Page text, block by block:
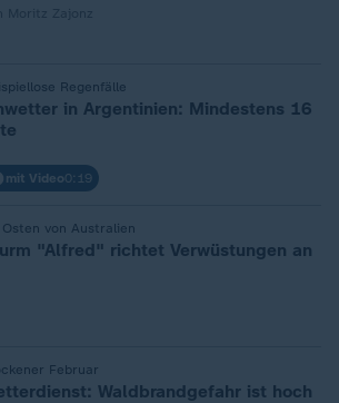
Regenfälle
in Argentinien: Mindestens 16
mit Video0:19
von Australien
"Alfred" richtet Verwüstungen an
Februar
Waldbrandgefahr ist hoch